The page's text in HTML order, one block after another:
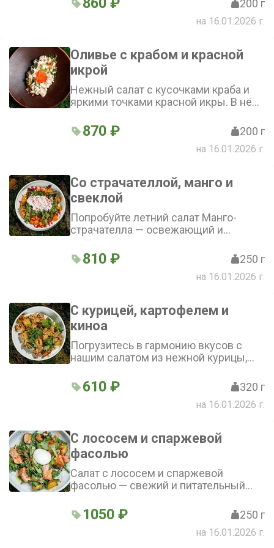
придают свежесть, а соус «Цезарь»
объединяет все вкусы. Завершает
200 г
на 16.01.2026 г.
Оливье с крабом и красной
икрой
Нежный салат с кусочками краба и
яркими точками красной икры. В нём
морковь, картофель и горошек.
Лёгкий и праздничный вкус
870 ₽ 200 г
на 16.01.2026 г.
Со страчателлой, манго и
свеклой
Попробуйте летний салат Манго-
страчателла — освежающий и
манго гармонично сочетается с
мягкостью страчателлы
810 ₽ 250 г
на 16.01.2026 г.
С курицей, картофелем и
киноа
Погрузитесь в гармонию вкусов с
нашим салатом из нежной курицы,
картофеля, освежённого хрустящими
нотками битого огурца
610 ₽ 320 г
на 16.01.2026 г.
С лососем и спаржевой
фасолью
Салат с лососем и спаржевой
фасолью — свежий и питательный
гармонично сочетается с молодым
картофелем, куриным яйцом, миксом
салатов и хрустящей микрозеленью
1050 ₽ 250 г
на 16.01.2026 г.